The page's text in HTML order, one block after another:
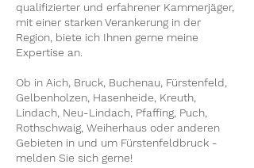
qualifizierter und erfahrener Kammerjäger,
mit einer starken Verankerung in der
Region, biete ich Ihnen gerne meine
Expertise an.
Ob in Aich, Bruck, Buchenau, Fürstenfeld,
Gelbenholzen, Hasenheide, Kreuth,
Lindach, Neu-Lindach, Pfaffing, Puch,
Rothschwaig, Weiherhaus oder anderen
Gebieten in und um Fürstenfeldbruck -
melden Sie sich gerne!